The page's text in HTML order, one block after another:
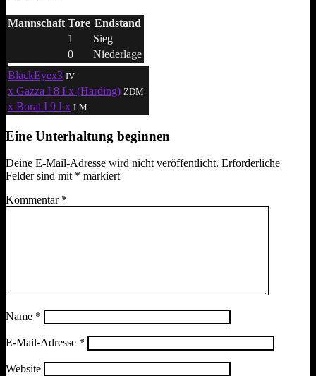
Mannschaft Tore Endstand
1
Sieg
0
Niederlage
BlackEyex3 IV
x Gazza I 8 I x (Harding) ZDM
x Borat I 9 I x LM
Eine Unterhaltung beginnen
Deine E-Mail-Adresse wird nicht veröffentlicht. Erforderliche
Felder sind mit * markiert
Kommentar *
Name *
E-Mail-Adresse *
Website